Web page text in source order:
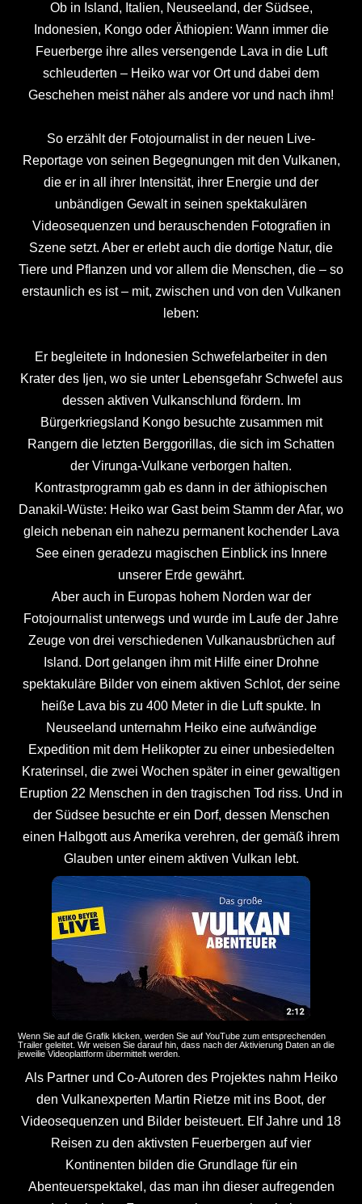
Ob in Island, Italien, Neuseeland, der Südsee,
Indonesien, Kongo oder Äthiopien: Wann immer die
Feuerberge ihre alles versengende Lava in die Luft
schleuderten – Heiko war vor Ort und dabei dem
Geschehen meist näher als andere vor und nach ihm!
So erzählt der Fotojournalist in der neuen Live-
Reportage von seinen Begegnungen mit den Vulkanen,
die er in all ihrer Intensität, ihrer Energie und der
unbändigen Gewalt in seinen spektakulären
Videosequenzen und berauschenden Fotografien in
Szene setzt. Aber er erlebt auch die dortige Natur, die
Tiere und Pflanzen und vor allem die Menschen, die – so
erstaunlich es ist – mit, zwischen und von den Vulkanen
leben:
Er begleitete in Indonesien Schwefelarbeiter in den
Krater des Ijen, wo sie unter Lebensgefahr Schwefel aus
dessen aktiven Vulkanschlund fördern. Im
Bürgerkriegsland Kongo besuchte zusammen mit
Rangern die letzten Berggorillas, die sich im Schatten
der Virunga-Vulkane verborgen halten.
Kontrastprogramm gab es dann in der äthiopischen
Danakil-Wüste: Heiko war Gast beim Stamm der Afar, wo
gleich nebenan ein nahezu permanent kochender Lava
See einen geradezu magischen Einblick ins Innere
unserer Erde gewährt.
Aber auch in Europas hohem Norden war der
Fotojournalist unterwegs und wurde im Laufe der Jahre
Zeuge von drei verschiedenen Vulkanausbrüchen auf
Island. Dort gelangen ihm mit Hilfe einer Drohne
spektakuläre Bilder von einem aktiven Schlot, der seine
heiße Lava bis zu 400 Meter in die Luft spukte. In
Neuseeland unternahm Heiko eine aufwändige
Expedition mit dem Helikopter zu einer unbesiedelten
Kraterinsel, die zwei Wochen später in einer gewaltigen
Eruption 22 Menschen in den tragischen Tod riss. Und in
der Südsee besuchte er ein Dorf, dessen Menschen
einen Halbgott aus Amerika verehren, der gemäß ihrem
Glauben unter einem aktiven Vulkan lebt.
Wenn Sie auf die Grafik klicken, werden Sie auf YouTube zum entsprechenden
Trailer geleitet. Wir weisen Sie darauf hin, dass nach der Aktivierung Daten an die
jeweilie Videoplattform übermittelt werden.
Als Partner und Co-Autoren des Projektes nahm Heiko
den Vulkanexperten Martin Rietze mit ins Boot, der
Videosequenzen und Bilder beisteuert. Elf Jahre und 18
Reisen zu den aktivsten Feuerbergen auf vier
Kontinenten bilden die Grundlage für ein
Abenteuerspektakel, das man ihn dieser aufregenden